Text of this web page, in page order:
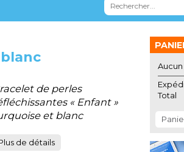
de perles
« Enfant »
et blanc
de détails
Total